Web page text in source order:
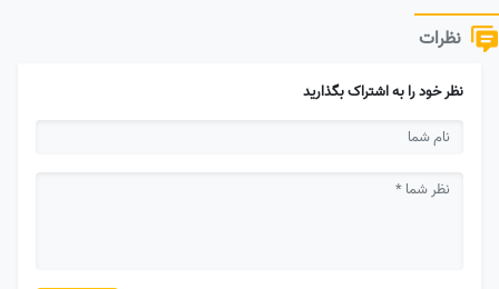
نظرات
نظر خود را به اشتراک بگذارید